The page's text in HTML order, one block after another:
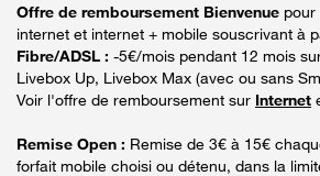
Offre de remboursement Bienvenue pour
internet et internet + mobile souscrivant à
Fibre/ADSL : -5€/mois pendant 12 mois
Livebox Up, Livebox Max (avec ou sans
Voir l'offre de remboursement sur Internet
Remise Open : Remise de 3€ à 15€
forfait mobile choisi ou détenu, dans la